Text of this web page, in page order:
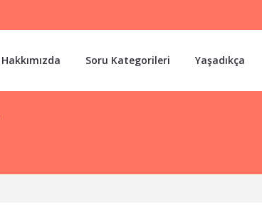
Hakkımızda Soru Kategorileri Yaşadıkça